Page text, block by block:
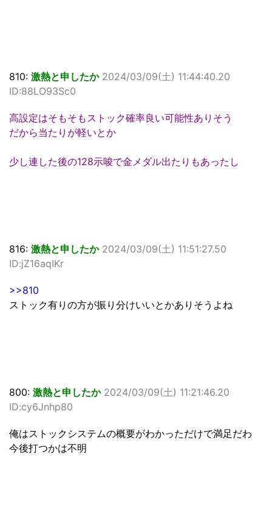
810: 激熱と申したか 2024/03/09(土) 11:44:40.20
ID:88LO93Sc0
高設定はそもそもストック確率良い可能性ありそう
だから当たりが軽いとか
少し連した後の128示唆で金メダル出たりもあったし
816: 激熱と申したか 2024/03/09(土) 11:51:27.50
ID:jZ16aqIKr
>>810
ストック有りの方が振り分けいいとかありそうよね
800: 激熱と申したか 2024/03/09(土) 11:21:46.20
ID:cy6Jnhp80
俺はストックシステムの概要がわかっただけで満足だわ
今後打つかは不明